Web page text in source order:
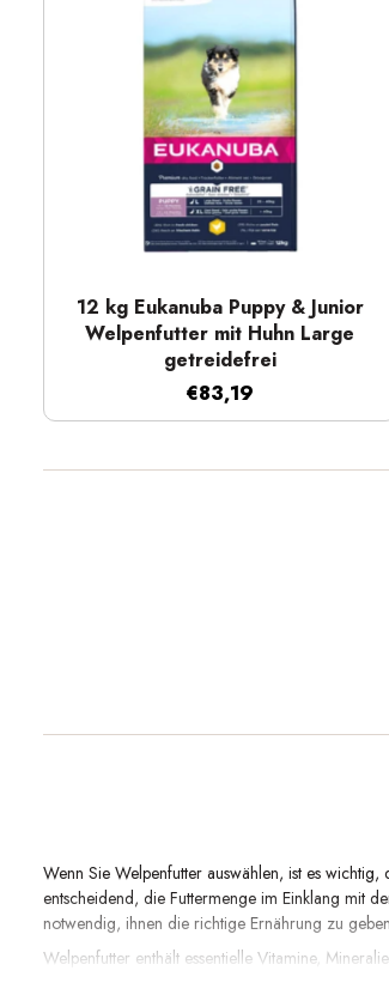
12 kg Eukanuba Puppy & Junior
Welpenfutter mit Huhn Large
getreidefrei
€83,19
Wenn Sie Welpenfutter auswählen, ist es
entscheidend, die Futtermenge im Einklang mit
notwendig, ihnen die richtige Ernährung zu
Welpenfutter enthält essentielle Vitamine,